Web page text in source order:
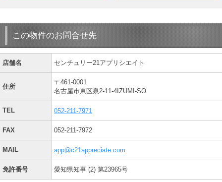
この物件のお問合せ先
店舗名 センチュリー21アプリシエイト
住所
〒461-0001
名古屋市東区泉2-11-4IZUMI-SO
TEL 052-211-7971
FAX 052-211-7972
MAIL app@c21appreciate.com
免許番号 愛知県知事 (2) 第23965号